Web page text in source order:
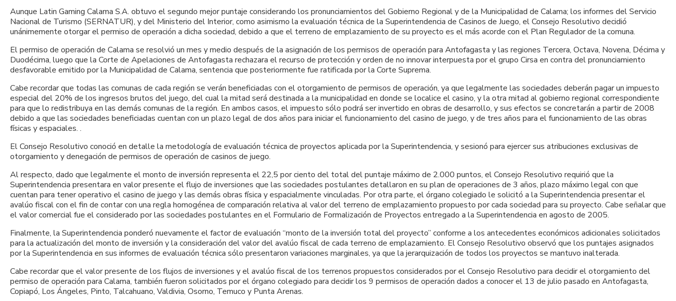
Aunque Latin Gaming Calama S.A. obtuvo el segundo mejor puntaje considerando los pronunciamientos del Gobierno Regional y de la Municipalidad de Calama; los informes del Servicio
Nacional de Turismo (SERNATUR), y del Ministerio del Interior, como asimismo la evaluación técnica de la Superintendencia de Casinos de Juego, el Consejo Resolutivo decidió
unánimemente otorgar el permiso de operación a dicha sociedad, debido a que el terreno de emplazamiento de su proyecto es el más acorde con el Plan Regulador de la comuna.
El permiso de operación de Calama se resolvió un mes y medio después de la asignación de los permisos de operación para Antofagasta y las regiones Tercera, Octava, Novena, Décima y
Duodécima, luego que la Corte de Apelaciones de Antofagasta rechazara el recurso de protección y orden de no innovar interpuesta por el grupo Cirsa en contra del pronunciamiento
desfavorable emitido por la Municipalidad de Calama, sentencia que posteriormente fue ratificada por la Corte Suprema.
Cabe recordar que todas las comunas de cada región se verán beneficiadas con el otorgamiento de permisos de operación, ya que legalmente las sociedades deberán pagar un impuesto
especial del 20% de los ingresos brutos del juego, del cual la mitad será destinada a la municipalidad en donde se localice el casino, y la otra mitad al gobierno regional correspondiente
para que lo redistribuya en las demás comunas de la región. En ambos casos, el impuesto sólo podrá ser invertido en obras de desarrollo, y sus efectos se concretarán a partir de 2008
debido a que las sociedades beneficiadas cuentan con un plazo legal de dos años para iniciar el funcionamiento del casino de juego, y de tres años para el funcionamiento de las obras
físicas y espaciales. .
El Consejo Resolutivo conoció en detalle la metodología de evaluación técnica de proyectos aplicada por la Superintendencia, y sesionó para ejercer sus atribuciones exclusivas de
otorgamiento y denegación de permisos de operación de casinos de juego.
Al respecto, dado que legalmente el monto de inversión representa el 22,5 por ciento del total del puntaje máximo de 2.000 puntos, el Consejo Resolutivo requirió que la
Superintendencia presentara en valor presente el flujo de inversiones que las sociedades postulantes detallaron en su plan de operaciones de 3 años, plazo máximo legal con que
cuentan para tener operativo el casino de juego y las demás obras física y espacialmente vinculadas. Por otra parte, el órgano colegiado le solicitó a la Superintendencia presentar el
avalúo fiscal con el fin de contar con una regla homogénea de comparación relativa al valor del terreno de emplazamiento propuesto por cada sociedad para su proyecto. Cabe señalar que
el valor comercial fue el considerado por las sociedades postulantes en el Formulario de Formalización de Proyectos entregado a la Superintendencia en agosto de 2005.
Finalmente, la Superintendencia ponderó nuevamente el factor de evaluación “monto de la inversión total del proyecto” conforme a los antecedentes económicos adicionales solicitados
para la actualización del monto de inversión y la consideración del valor del avalúo fiscal de cada terreno de emplazamiento. El Consejo Resolutivo observó que los puntajes asignados
por la Superintendencia en sus informes de evaluación técnica sólo presentaron variaciones marginales, ya que la jerarquización de todos los proyectos se mantuvo inalterada.
Cabe recordar que el valor presente de los flujos de inversiones y el avalúo fiscal de los terrenos propuestos considerados por el Consejo Resolutivo para decidir el otorgamiento del
permiso de operación para Calama, también fueron solicitados por el órgano colegiado para decidir los 9 permisos de operación dados a conocer el 13 de julio pasado en Antofagasta,
Copiapó, Los Ángeles, Pinto, Talcahuano, Valdivia, Osorno, Temuco y Punta Arenas.